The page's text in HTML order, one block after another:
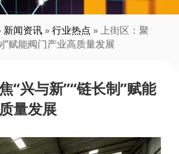
新闻资讯 »行业热点 » 上街区：聚
”赋能阀门产业高质量发展
“兴与新”“链长制”赋能
量发展